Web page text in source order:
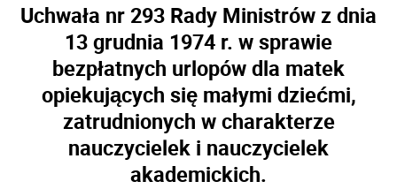
Uchwała nr 293 Rady Ministrów z dnia
13 grudnia 1974 r. w sprawie
bezpłatnych urlopów dla matek
opiekujących się małymi dziećmi,
zatrudnionych w charakterze
nauczycielek i nauczycielek
akademickich.